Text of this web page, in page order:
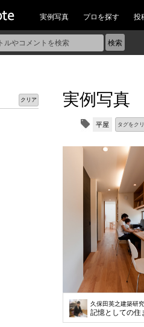
実例写真 プロを探す 投
クリア 実例写真
平屋 タグをク
久保田英之建築研
記憶としての住